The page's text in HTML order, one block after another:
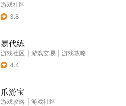
游戏社区
3.8
易代练
游戏社区 游戏交易
游戏攻略
4.4
爪游宝
游戏攻略
游戏社区